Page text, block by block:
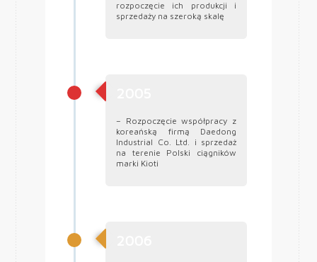
rozpoczęcie ich produkcji i
sprzedaży na szeroką skalę
– Rozpoczęcie współpracy z
koreańską firmą Daedong
Industrial Co. Ltd. i sprzedaż
na terenie Polski ciągników
marki Kioti